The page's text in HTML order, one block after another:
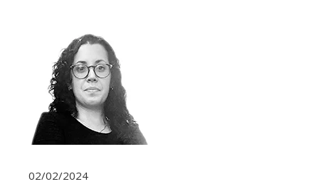
02/02/2024